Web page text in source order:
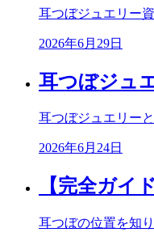
耳つぼジュエリー
2026年6月29日
耳つぼジュ
耳つぼジュエリー
2026年6月24日
【完全ガイ
耳つぼの位置を知